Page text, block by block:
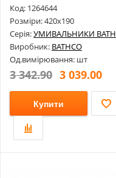
Код: 1264644
Розміри: 420х190
Серія:УМИВАЛЬНИКИ BATHCO
Виробник: BATHCO
Од.вимірювання: шт
3 342.90 3 039.00
Купити